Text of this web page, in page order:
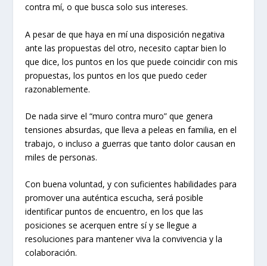
contra mí, o que busca solo sus intereses.
A pesar de que haya en mí una disposición negativa
ante las propuestas del otro, necesito captar bien lo
que dice, los puntos en los que puede coincidir con mis
propuestas, los puntos en los que puedo ceder
razonablemente.
De nada sirve el “muro contra muro” que genera
tensiones absurdas, que lleva a peleas en familia, en el
trabajo, o incluso a guerras que tanto dolor causan en
miles de personas.
Con buena voluntad, y con suficientes habilidades para
promover una auténtica escucha, será posible
identificar puntos de encuentro, en los que las
posiciones se acerquen entre sí y se llegue a
resoluciones para mantener viva la convivencia y la
colaboración.